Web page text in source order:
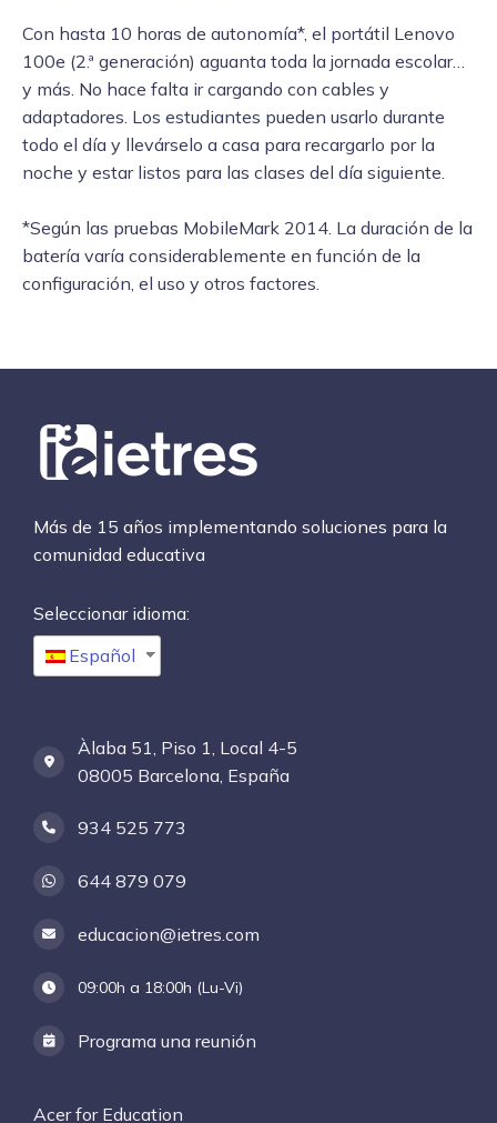
Con hasta 10 horas de autonomía*, el portátil Lenovo
100e (2.ª generación) aguanta toda la jornada escolar…
y más. No hace falta ir cargando con cables y
adaptadores. Los estudiantes pueden usarlo durante
todo el día y llevárselo a casa para recargarlo por la
noche y estar listos para las clases del día siguiente.
*Según las pruebas MobileMark 2014. La duración de la
batería varía considerablemente en función de la
configuración, el uso y otros factores.
Más de 15 años implementando soluciones para la
comunidad educativa
Seleccionar idioma:
Español
Àlaba 51, Piso 1, Local 4-5
08005 Barcelona, España
934 525 773
644 879 079
educacion@ietres.com
09:00h a 18:00h (Lu-Vi)
Programa una reunión
Acer for Education